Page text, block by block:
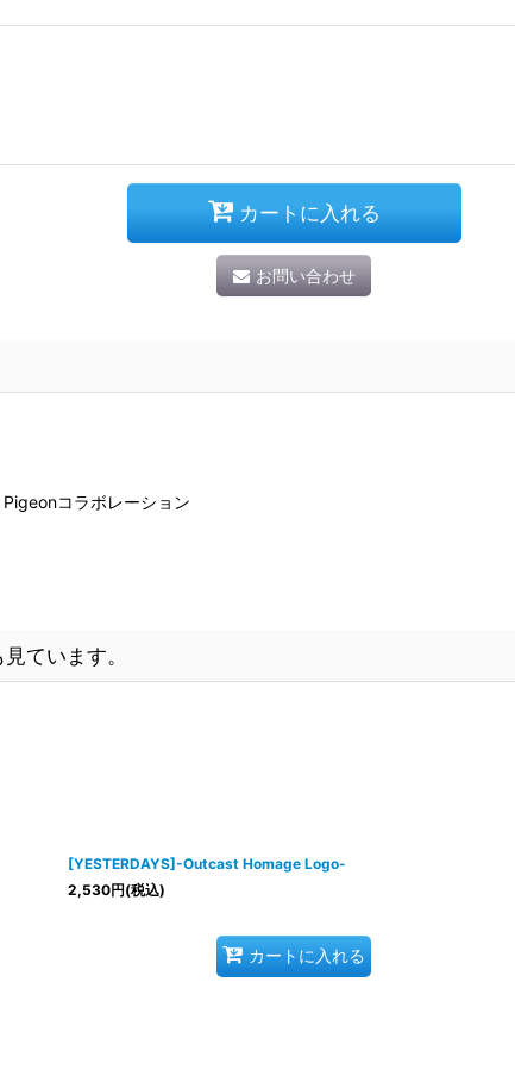
カートに入れる
お問い合わせ
コラボレーション
ています。
[YESTERDAYS]-Outcast Homage Logo-
2,530円(税込)
カートに入れる